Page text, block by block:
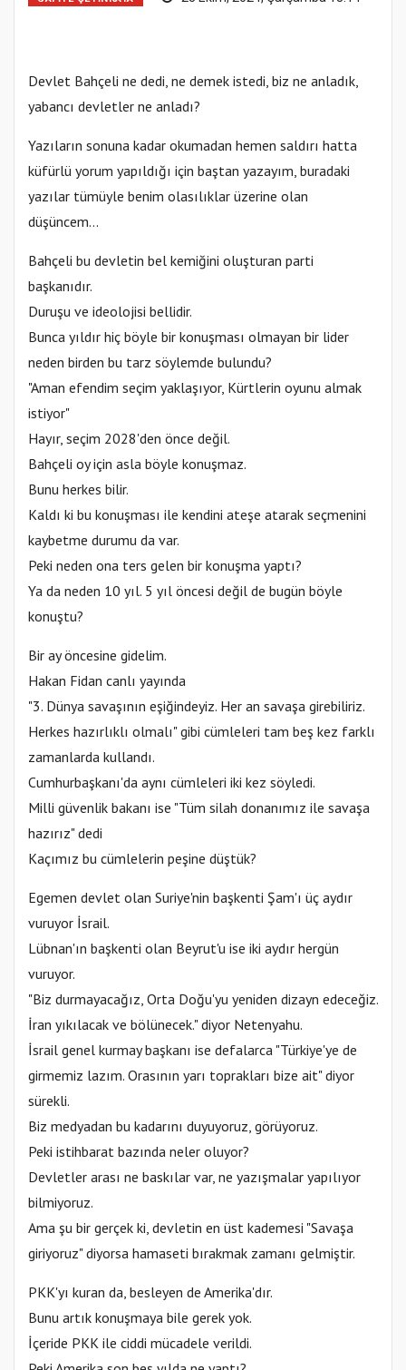
Devlet Bahçeli ne dedi, ne demek istedi, biz ne anladık,
yabancı devletler ne anladı?
Yazıların sonuna kadar okumadan hemen saldırı hatta
küfürlü yorum yapıldığı için baştan yazayım, buradaki
yazılar tümüyle benim olasılıklar üzerine olan
düşüncem...
Bahçeli bu devletin bel kemiğini oluşturan parti
başkanıdır.
Duruşu ve ideolojisi bellidir.
Bunca yıldır hiç böyle bir konuşması olmayan bir lider
neden birden bu tarz söylemde bulundu?
"Aman efendim seçim yaklaşıyor, Kürtlerin oyunu almak
istiyor"
Hayır, seçim 2028'den önce değil.
Bahçeli oy için asla böyle konuşmaz.
Bunu herkes bilir.
Kaldı ki bu konuşması ile kendini ateşe atarak seçmenini
kaybetme durumu da var.
Peki neden ona ters gelen bir konuşma yaptı?
Ya da neden 10 yıl. 5 yıl öncesi değil de bugün böyle
konuştu?
Bir ay öncesine gidelim.
Hakan Fidan canlı yayında
"3. Dünya savaşının eşiğindeyiz. Her an savaşa girebiliriz.
Herkes hazırlıklı olmalı" gibi cümleleri tam beş kez farklı
zamanlarda kullandı.
Cumhurbaşkanı'da aynı cümleleri iki kez söyledi.
Milli güvenlik bakanı ise "Tüm silah donanımız ile savaşa
hazırız" dedi
Kaçımız bu cümlelerin peşine düştük?
Egemen devlet olan Suriye'nin başkenti Şam'ı üç aydır
vuruyor İsrail.
Lübnan'ın başkenti olan Beyrut'u ise iki aydır hergün
vuruyor.
"Biz durmayacağız, Orta Doğu'yu yeniden dizayn edeceğiz.
İran yıkılacak ve bölünecek." diyor Netenyahu.
İsrail genel kurmay başkanı ise defalarca "Türkiye'ye de
girmemiz lazım. Orasının yarı toprakları bize ait" diyor
sürekli.
Biz medyadan bu kadarını duyuyoruz, görüyoruz.
Peki istihbarat bazında neler oluyor?
Devletler arası ne baskılar var, ne yazışmalar yapılıyor
bilmiyoruz.
Ama şu bir gerçek ki, devletin en üst kademesi "Savaşa
giriyoruz" diyorsa hamaseti bırakmak zamanı gelmiştir.
PKK'yı kuran da, besleyen de Amerika'dır.
Bunu artık konuşmaya bile gerek yok.
İçeride PKK ile ciddi mücadele verildi.